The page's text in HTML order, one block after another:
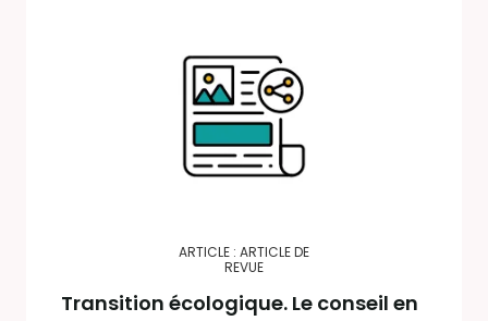
ARTICLE : ARTICLE DE
REVUE
Transition écologique. Le conseil en